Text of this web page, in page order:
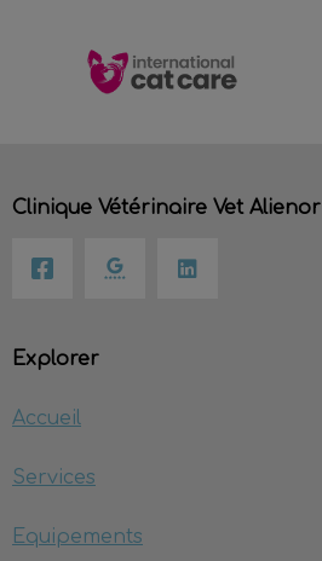
Explorer
Accueil
Services
Equipements
Clinique Vétérinaire Vet Alienor